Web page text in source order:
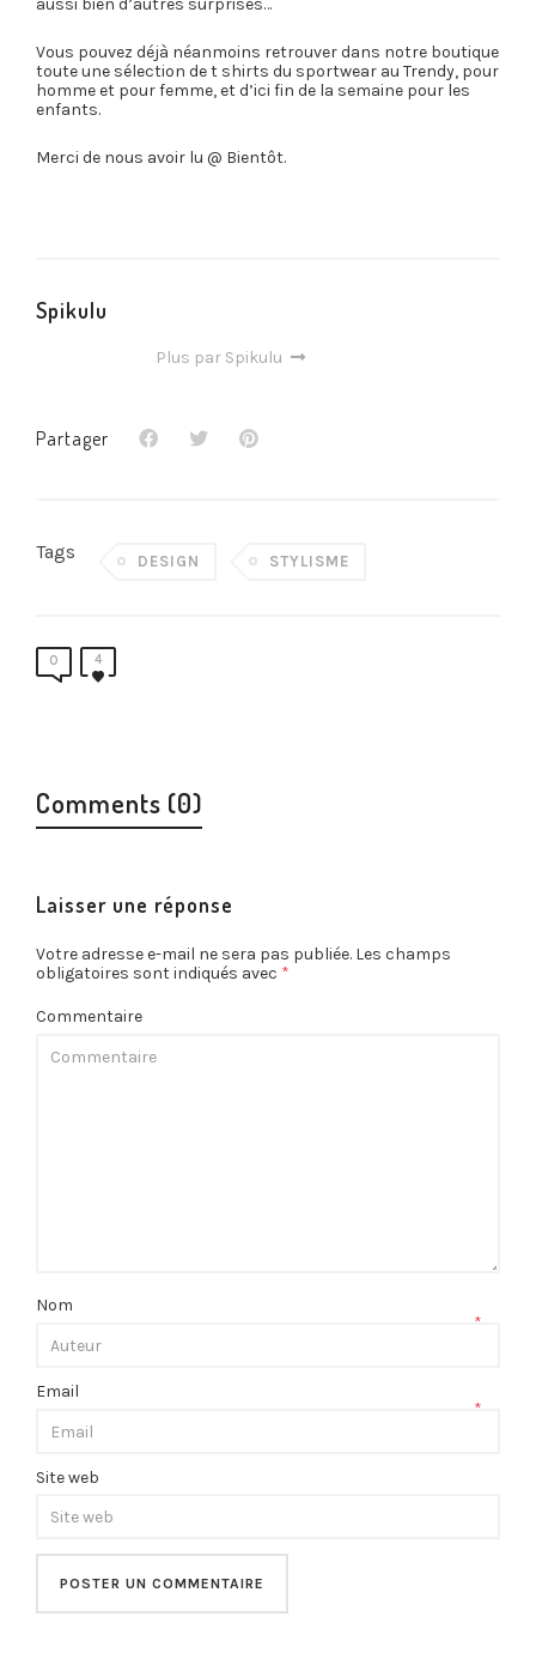
aussi bien d’autres surprises…
Vous pouvez déjà néanmoins retrouver dans notre boutique
toute une sélection de t shirts du sportwear au Trendy, pour
homme et pour femme, et d’ici fin de la semaine pour les
enfants.
Merci de nous avoir lu @ Bientôt.
Spikulu
Plus par Spikulu
Partager
Tags DESIGN STYLISME
0 4
Comments (0)
Laisser une réponse
Votre adresse e-mail ne sera pas publiée. Les champs
obligatoires sont indiqués avec *
Commentaire
Nom
*
Email
*
Site web